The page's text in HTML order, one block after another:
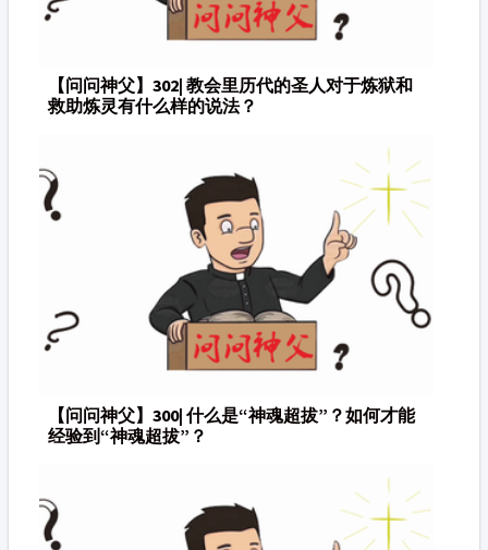
【问问神父】302| 教会里历代的圣人对于炼狱和
救助炼灵有什么样的说法？
【问问神父】300| 什么是“神魂超拔”？如何才能
经验到“神魂超拔”？